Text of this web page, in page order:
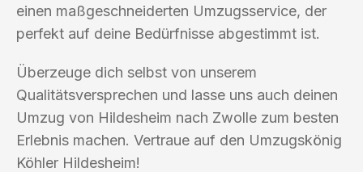
einen maßgeschneiderten Umzugsservice, der
perfekt auf deine Bedürfnisse abgestimmt ist.
Überzeuge dich selbst von unserem
Qualitätsversprechen und lasse uns auch deinen
Umzug von Hildesheim nach Zwolle zum besten
Erlebnis machen. Vertraue auf den Umzugskönig
Köhler Hildesheim!